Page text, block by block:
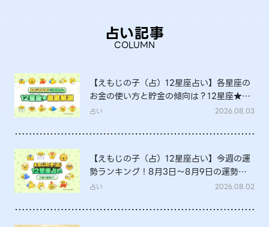
占い記事
COLUMN
【えもじの子（占）12星座占い】各星座の
お金の使い方と貯金の傾向は？12星座★徹
底解説
占い 2026.08.03
【えもじの子（占）12星座占い】今週の運
勢ランキング！8月3日～8月9日の運勢
は？
占い 2026.08.02